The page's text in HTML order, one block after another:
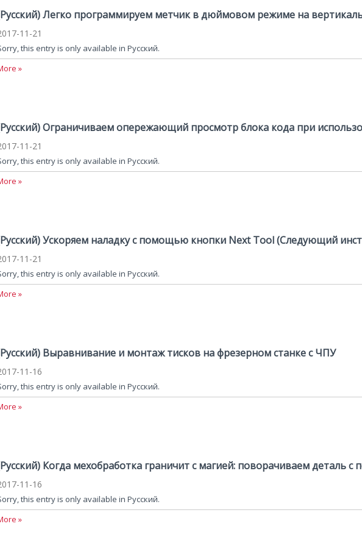
Легко программируем метчик в дюймовом режиме на
11-21
this entry is only available in Русский.
»
Ограничиваем опережающий просмотр блока кода при
11-21
this entry is only available in Русский.
»
Ускоряем наладку с помощью кнопки Next Tool (Следующий
11-21
this entry is only available in Русский.
»
Выравнивание и монтаж тисков на фрезерном станке с ЧПУ
11-16
this entry is only available in Русский.
»
Когда мехобработка граничит с магией: поворачиваем деталь
11-16
this entry is only available in Русский.
»